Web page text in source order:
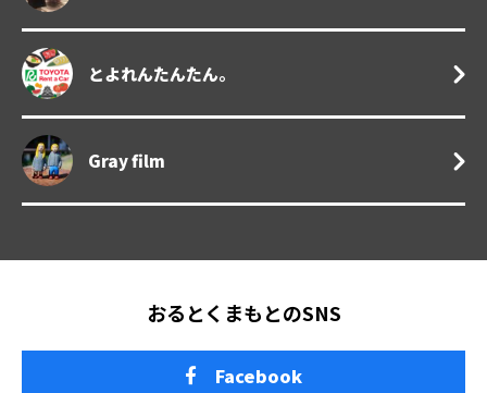
とよれんたんたん。
Gray film
おるとくまもとのSNS
Facebook